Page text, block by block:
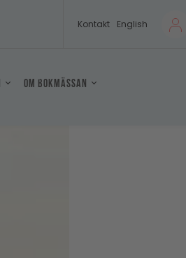
Kontakt English
Om Bokmässan